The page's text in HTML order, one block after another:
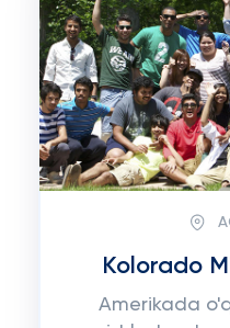
Kolorado
Amerikada